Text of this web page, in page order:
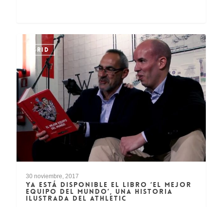
GRID
30 noviembre, 2017
YA ESTÁ DISPONIBLE EL LIBRO ‘EL MEJOR
EQUIPO DEL MUNDO’, UNA HISTORIA
ILUSTRADA DEL ATHLETIC